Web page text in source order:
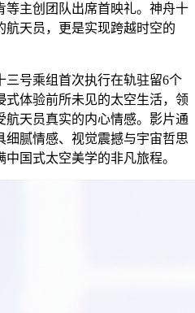
等主创团队出席首映礼。神舟十
航天员，更是实现跨越时空的
三号乘组首次执行在轨驻留6个
式体验前所未见的太空生活，领
航天员真实的内心情感。影片通
腻情感、视觉震撼与宇宙哲思
国式太空美学的非凡旅程。